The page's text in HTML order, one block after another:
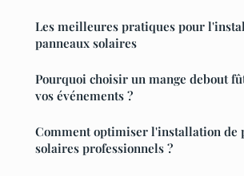
Les meilleures pratiques pour
panneaux solaires
Pourquoi choisir un mange debout
vos événements ?
Comment optimiser l'installation de
solaires professionnels ?